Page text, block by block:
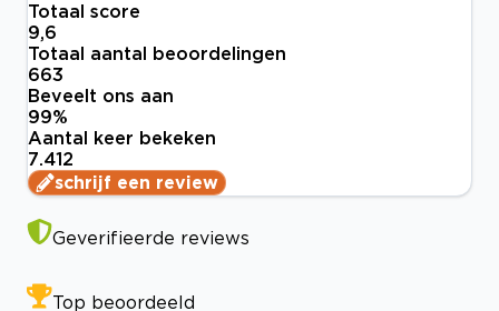
Totaal score
9,6
Totaal aantal beoordelingen
663
Beveelt ons aan
99%
Aantal keer bekeken
7.412
schrijf een review
Geverifieerde reviews
Top beoordeeld